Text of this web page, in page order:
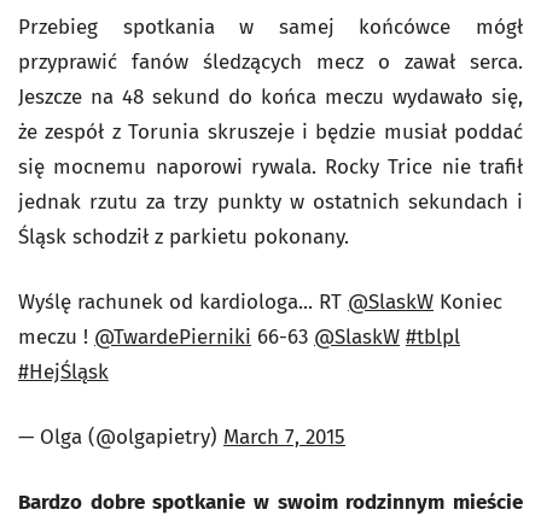
Przebieg spotkania w samej końcówce mógł
przyprawić fanów śledzących mecz o zawał serca.
Jeszcze na 48 sekund do końca meczu wydawało się,
że zespół z Torunia skruszeje i będzie musiał poddać
się mocnemu naporowi rywala. Rocky Trice nie trafił
jednak rzutu za trzy punkty w ostatnich sekundach i
Śląsk schodził z parkietu pokonany.
Wyślę rachunek od kardiologa... RT @SlaskW Koniec
meczu ! @TwardePierniki 66-63 @SlaskW #tblpl
#HejŚląsk
— Оlga (@olgapietry) March 7, 2015
Bardzo dobre spotkanie w swoim rodzinnym mieście